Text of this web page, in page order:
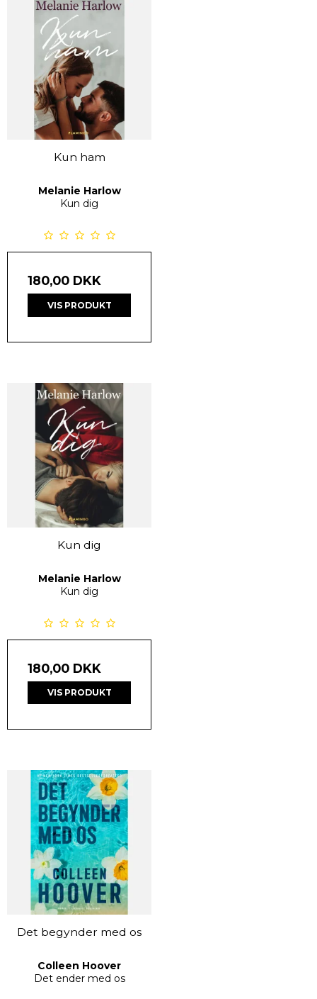
Kun ham
Melanie Harlow
Kun dig
180,00 DKK
VIS PRODUKT
Kun dig
Melanie Harlow
Kun dig
180,00 DKK
VIS PRODUKT
Det begynder med os
Colleen Hoover
Det ender med os